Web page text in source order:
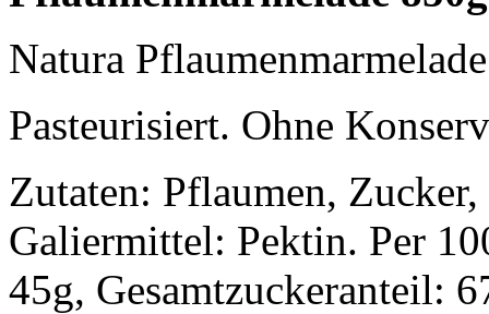
Natura
Pasteurisiert. Ohne
Zutaten: Pflaumen,
Galiermittel: Pektin. Per
45g, Gesamtzuckeranteil: